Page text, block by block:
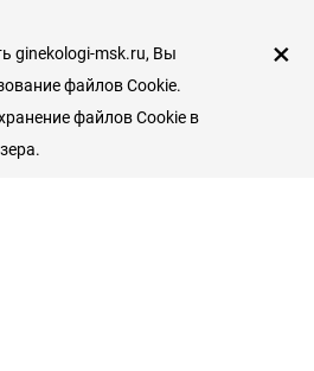
ginekologi-msk.ru, Вы
файлов Cookie.
файлов Cookie в
×